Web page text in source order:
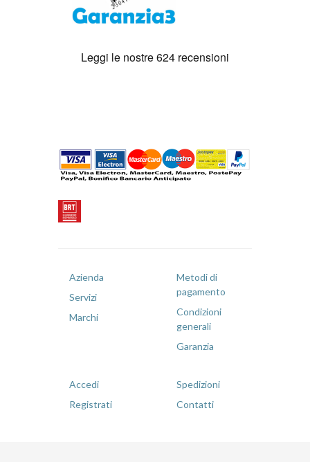
Azienda
Servizi
Marchi
Metodi di
pagamento
Condizioni
generali
Garanzia
Accedi
Registrati
Spedizioni
Contatti